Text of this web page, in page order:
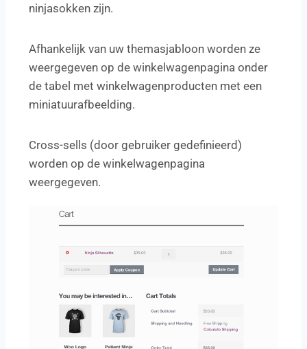
ninjasokken zijn.
Afhankelijk van uw themasjabloon worden ze
weergegeven op de winkelwagenpagina onder
de tabel met winkelwagenproducten met een
miniatuurafbeelding.
Cross-sells (door gebruiker gedefinieerd)
worden op de winkelwagenpagina
weergegeven.